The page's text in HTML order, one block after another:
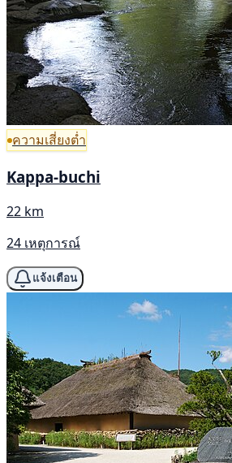
ความเสี่ยงต่ำ
Kappa-buchi
22 km
24 เหตุการณ์
แจ้งเตือน